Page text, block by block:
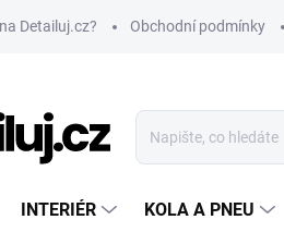
Detailuj.cz? Obchodní podmínky
INTERIÉR KOLA A PNEU